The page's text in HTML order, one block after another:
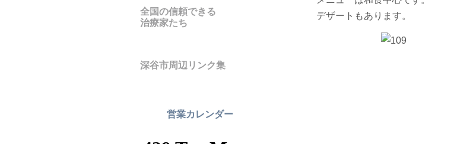
デザートもあります。
全国の信頼できる
治療家たち
深谷市周辺リンク集
営業カレンダー